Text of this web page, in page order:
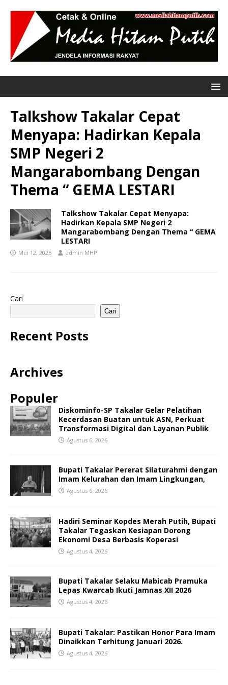
Talkshow Takalar Cepat
Menyapa: Hadirkan Kepala
SMP Negeri 2
Mangarabombang Dengan
Thema “ GEMA LESTARI
Talkshow Takalar Cepat Menyapa:
Hadirkan Kepala SMP Negeri 2
Mangarabombang Dengan Thema “ GEMA
LESTARI
Mei 12, 2026 admin MHP
Cari
Cari
Recent Posts
Archives
Populer
Diskominfo-SP Takalar Gelar Pelatihan
Kecerdasan Buatan untuk ASN, Perkuat
Transformasi Digital dan Layanan Publik
Agustus 6, 2026
Bupati Takalar Pererat Silaturahmi dengan
Imam Kelurahan dan Imam Lingkungan,
Agustus 6, 2026
Hadiri Seminar Kopdes Merah Putih, Bupati
Takalar Tegaskan Kesiapan Dorong
Ekonomi Desa Berbasis Koperasi
Agustus 4, 2026
Bupati Takalar Selaku Mabicab Pramuka
Lepas Kwarcab Ikuti Jamnas XII 2026
Agustus 4, 2026
Bupati Takalar: Pastikan Honor Para Imam
Dinaikkan Terhitung Januari 2026.
Agustus 4, 2026